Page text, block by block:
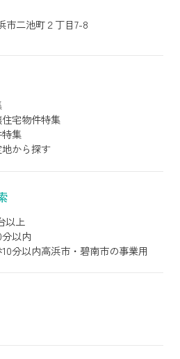
市二池町２丁目7-8
宅物件特集
集
から探す
以上
以内
分以内高浜市・碧南市の事業用